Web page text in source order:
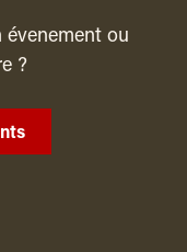
évenement ou
?